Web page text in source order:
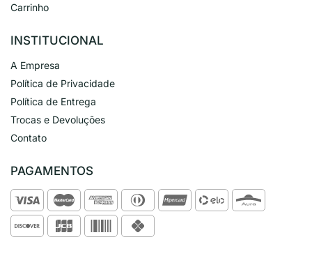
Carrinho
INSTITUCIONAL
A Empresa
Política de Privacidade
Política de Entrega
Trocas e Devoluções
Contato
PAGAMENTOS